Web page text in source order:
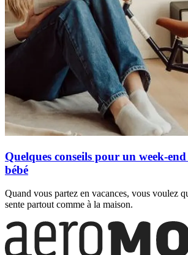
Quelques conseils pour un week-end
bébé
Quand vous partez en vacances, vous voulez
sente partout comme à la maison.